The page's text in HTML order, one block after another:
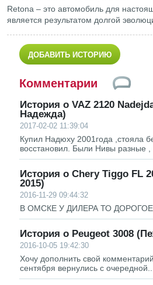
Retona – это автомобиль для
является результатом долгой
ДОБАВИТЬ ИСТОРИЮ
Комментарии
История о VAZ 2120
Надежда)
2017-02-02 11:39:04
Купил Надюху 2001года ,стояла
восстановил. Были Нивы разные ,
История о Chery Tiggo FL
2015)
2016-11-29 09:44:32
В ОМСКЕ У ДИЛЕРА ТО
История о Peugeot 3008
2016-10-05 19:42:30
Хочу дополнить свой
сентября вернулись с очередной...